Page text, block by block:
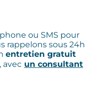
ou SMS pour
rappelons sous
entretien gratuit
avec un consultant